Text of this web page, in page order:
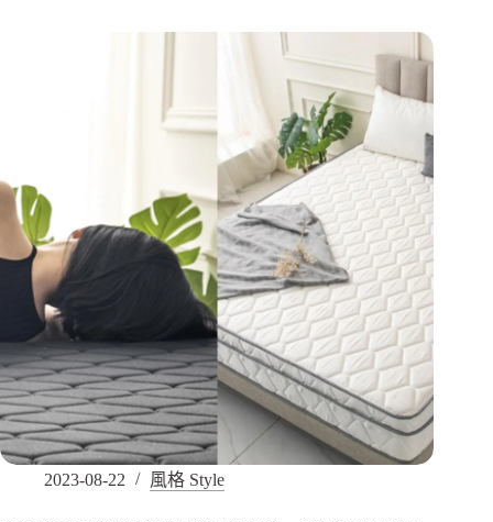
2023-08-22 風格 Style